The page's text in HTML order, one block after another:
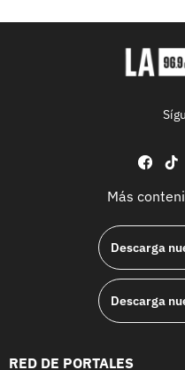
Más
Descarga
Descarga
RED DE PORTALES